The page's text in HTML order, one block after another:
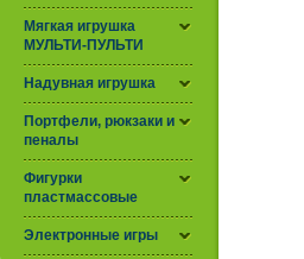
Мягкая игрушка
МУЛЬТИ-ПУЛЬТИ
Надувная игрушка
Портфели, рюкзаки и
пеналы
Фигурки
пластмассовые
Электронные игры